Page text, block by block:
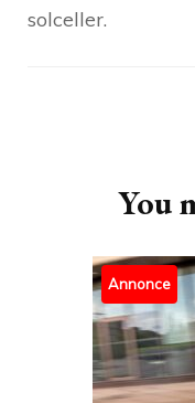
solceller.
You
Annonce